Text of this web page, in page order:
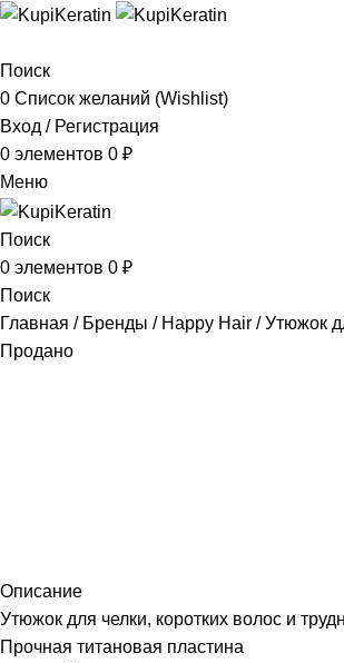
Поиск
0 Список желаний (Wishlist)
Вход / Регистрация
0 элементов 0 ₽
Меню
Поиск
0 элементов 0 ₽
Поиск
Главная
Бренды Happy Hair Утюжок
Продано
Описание
Утюжок для челки, коротких волос и
Прочная титановая пластина